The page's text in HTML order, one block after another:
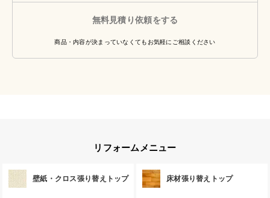
無料見積り依頼をする
商品・内容が決まっていなくてもお気軽にご相談ください
リフォームメニュー
壁紙・クロス張り替えトップ 床材張り替えトップ